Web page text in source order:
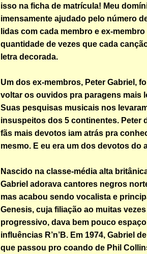
isso na ficha de matrícula! Meu
imensamente ajudado pelo número
lidas com cada membro e ex-
quantidade de vezes que cada
letra decorada.
Um dos ex-membros, Peter Gabriel,
voltar os ouvidos pra paragens mais
Suas pesquisas musicais nos
insuspeitos dos 5 continentes. Peter
fãs mais devotos iam atrás pra
mesmo. E eu era um dos devotos do
Nascido na classe-média alta
Gabriel adorava cantores negros
mas acabou sendo vocalista e
Genesis, cuja filiação ao muitas
progressivo, dava bem pouco
influências R’n’B. Em 1974, Gabriel
que passou pro coando de Phil